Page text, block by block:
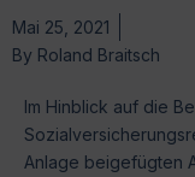
Mai 25, 2021
By Roland Braitsch
Im Hinblick auf die
Anlage beigefügten